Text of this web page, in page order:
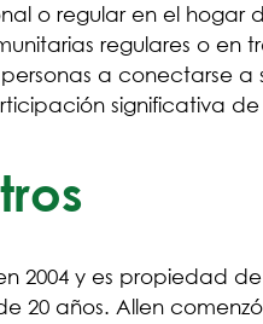
o regular en el
regulares o en
a conectarse
significativa
2004 y es propiedad
20 años. Allen